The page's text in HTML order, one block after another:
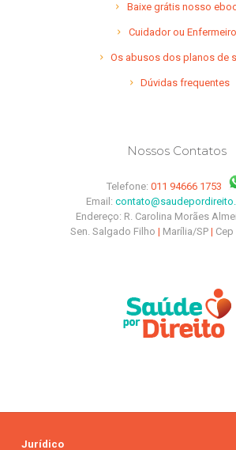
Baixe grátis nosso
Cuidador ou
Os abusos dos planos de
Dúvidas frequentes
Nossos Contatos
Telefone: 011 94666 1753
Email:
Endereço: R. Carolina Morães
Sen. Salgado Filho | Marília/SP |
Jurídico